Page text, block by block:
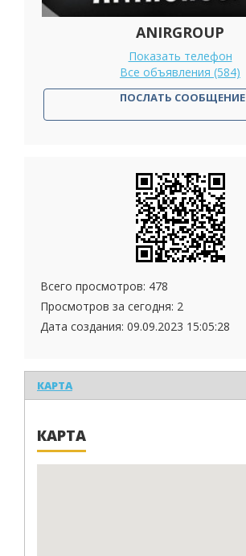
ANIRGROUP
Показать телефон
Все объявления (584)
ПОСЛАТЬ СООБЩЕНИЕ
Всего просмотров: 478
Просмотров за сегодня: 2
Дата создания: 09.09.2023 15:05:28
КАРТА
КАРТА